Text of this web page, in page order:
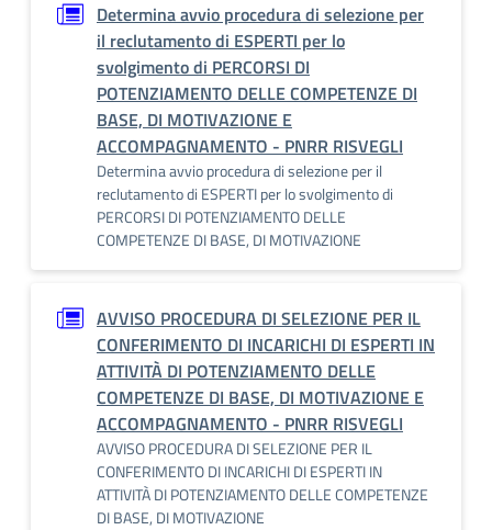
Determina avvio procedura di selezione per
il reclutamento di ESPERTI per lo
svolgimento di PERCORSI DI
POTENZIAMENTO DELLE COMPETENZE DI
BASE, DI MOTIVAZIONE E
ACCOMPAGNAMENTO - PNRR RISVEGLI
Determina avvio procedura di selezione per il
reclutamento di ESPERTI per lo svolgimento di
PERCORSI DI POTENZIAMENTO DELLE
COMPETENZE DI BASE, DI MOTIVAZIONE
AVVISO PROCEDURA DI SELEZIONE PER IL
CONFERIMENTO DI INCARICHI DI ESPERTI IN
ATTIVITÀ DI POTENZIAMENTO DELLE
COMPETENZE DI BASE, DI MOTIVAZIONE E
ACCOMPAGNAMENTO - PNRR RISVEGLI
AVVISO PROCEDURA DI SELEZIONE PER IL
CONFERIMENTO DI INCARICHI DI ESPERTI IN
ATTIVITÀ DI POTENZIAMENTO DELLE COMPETENZE
DI BASE, DI MOTIVAZIONE